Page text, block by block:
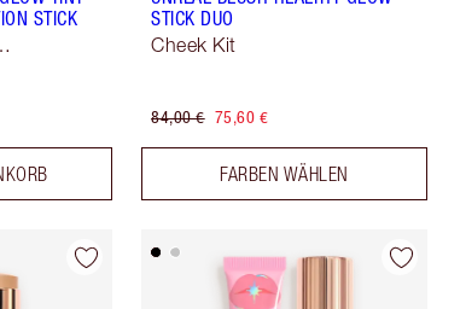
STICK
STICK DUO
Cheek Kit
84,00 € 75,60 €
FARBEN WÄHLEN